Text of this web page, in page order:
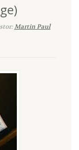
Martin Paul